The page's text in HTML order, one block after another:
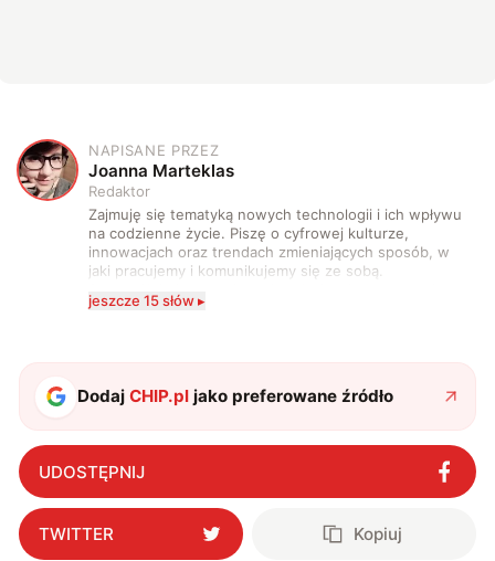
J
NAPISANE PRZEZ
Joanna Marteklas
Redaktor
Zajmuję się tematyką nowych technologii i ich wpływu
na codzienne życie. Piszę o cyfrowej kulturze,
innowacjach oraz trendach zmieniających sposób, w
jaki pracujemy i komunikujemy się ze sobą.
Szczególnie interesuje mnie relacja między rozwojem
technologii a współczesną popkulturą. W wolnych
jeszcze 15 słów ▸
DodajCHIP.pl jako preferowane źródło
UDOSTĘPNIJ
TWITTER Kopiuj